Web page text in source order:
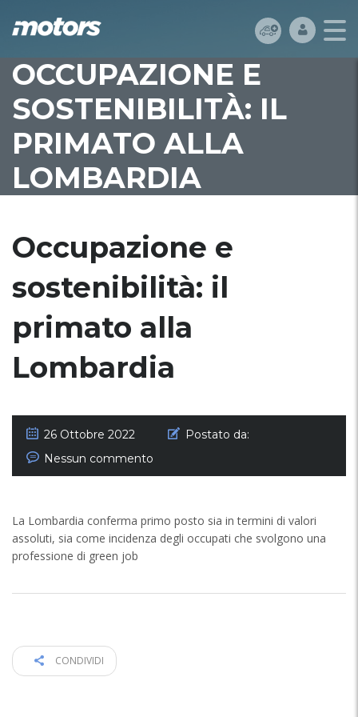
OCCUPAZIONE E
SOSTENIBILITÀ: IL
PRIMATO ALLA
LOMBARDIA
Occupazione e
sostenibilità: il
primato alla
Lombardia
26 Ottobre 2022
Postato da:
Nessun commento
La Lombardia conferma primo posto sia in termini di valori
assoluti, sia come incidenza degli occupati che svolgono una
professione di green job
CONDIVIDI